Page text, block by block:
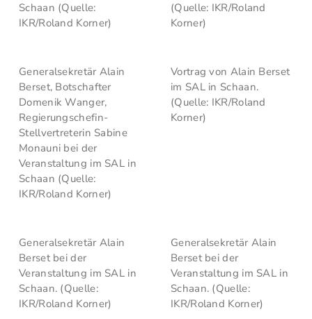
Schaan (Quelle:
IKR/Roland Korner)
(Quelle: IKR/Roland
Korner)
Generalsekretär Alain
Berset, Botschafter
Domenik Wanger,
Regierungschefin-
Stellvertreterin Sabine
Monauni bei der
Veranstaltung im SAL in
Schaan (Quelle:
IKR/Roland Korner)
Vortrag von Alain Berset
im SAL in Schaan.
(Quelle: IKR/Roland
Korner)
Generalsekretär Alain
Berset bei der
Veranstaltung im SAL in
Schaan. (Quelle:
IKR/Roland Korner)
Generalsekretär Alain
Berset bei der
Veranstaltung im SAL in
Schaan. (Quelle:
IKR/Roland Korner)